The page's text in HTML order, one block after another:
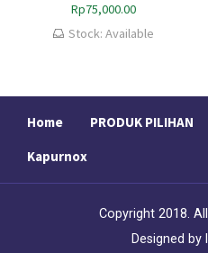
Rp75,000.00
Stock: Available
Home PRODUK PILIHAN
Kapurnox
Copyright 2018.
Designed by